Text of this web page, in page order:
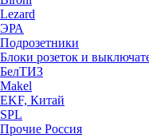
Lezard
ЭРА
Подрозетники
Блоки розеток и
БелТИЗ
Makel
EKF, Китай
SPL
Прочие Россия